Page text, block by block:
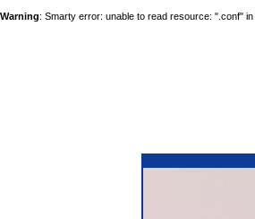
Warning: Smarty error: unable to read resource: ".conf" in